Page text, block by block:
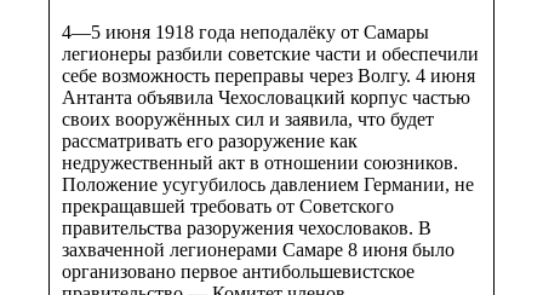
4—5 июня 1918 года неподалёку от Самары
легионеры разбили советские части и обеспечили
себе возможность переправы через Волгу. 4 июня
Антанта объявила Чехословацкий корпус частью
своих вооружённых сил и заявила, что будет
рассматривать его разоружение как
недружественный акт в отношении союзников.
Положение усугубилось давлением Германии, не
прекращавшей требовать от Советского
правительства разоружения чехословаков. В
захваченной легионерами Самаре 8 июня было
организовано первое антибольшевистское